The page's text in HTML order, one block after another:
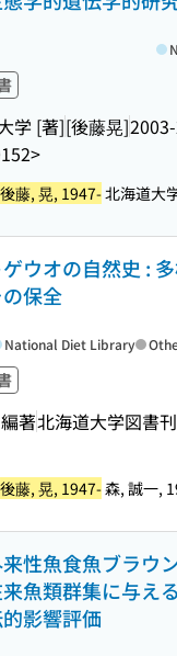
学 [著][後藤晃]
後藤, 晃, 1947-北海道大
ゲウオの自然史 :
保全
著北海道大学図書
National Diet Library
後藤, 晃, 1947-森, 誠一,
性魚食魚ブラウ
魚類群集に与え
影響評価